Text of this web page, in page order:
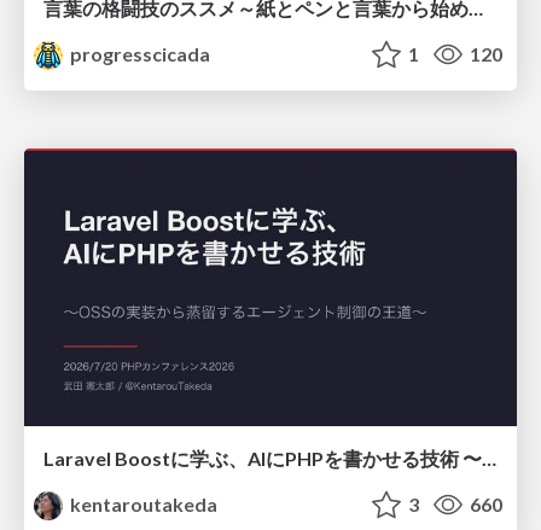
言葉の格闘技のススメ～紙とペンと言葉から始める、キャリアの描き方～
progresscicada
1 120
kentaroutakeda
3 660